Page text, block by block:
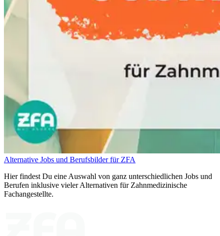
Alternative Jobs und Berufsbilder für ZFA
Hier findest Du eine Auswahl von ganz unterschiedlichen Jobs und
Berufen inklusive vieler Alternativen für Zahnmedizinische
Fachangestellte.